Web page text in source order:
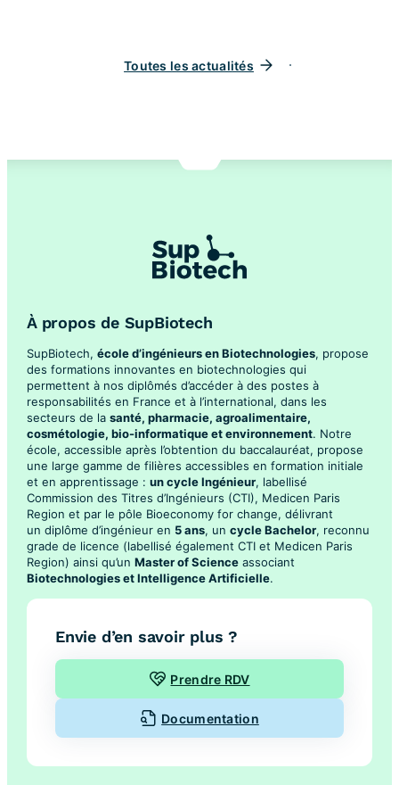
Toutes les actualités
À propos de SupBiotech
SupBiotech, école d’ingénieurs en Biotechnologies, propose
des formations innovantes en biotechnologies qui
permettent à nos diplômés d’accéder à des postes à
responsabilités en France et à l’international, dans les
secteurs de la santé, pharmacie, agroalimentaire,
cosmétologie, bio-informatique et environnement. Notre
école, accessible après l’obtention du baccalauréat, propose
une large gamme de filières accessibles en formation initiale
et en apprentissage : un cycle Ingénieur, labellisé
Commission des Titres d’Ingénieurs (CTI), Medicen Paris
Region et par le pôle Bioeconomy for change, délivrant
un diplôme d’ingénieur en 5 ans, un cycle Bachelor, reconnu
grade de licence (labellisé également CTI et Medicen Paris
Region) ainsi qu’un Master of Science associant
Biotechnologies et Intelligence Artificielle.
Envie d’en savoir plus ?
Prendre RDV
Documentation